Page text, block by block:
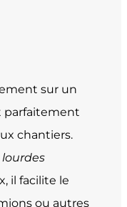
sur un
parfaitement
chantiers.
il facilite le
ou autres